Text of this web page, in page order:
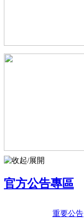
官方公告專區
重要公告